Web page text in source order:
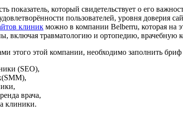
показатель, который свидетельствует о его
пользователей, уровня доверия
клиник можно в компании Belberru, которая на
включая травматологию и ортопедию, врачебную
этого этой компании, необходимо заполнить
(SEO),
врача,
клиники.